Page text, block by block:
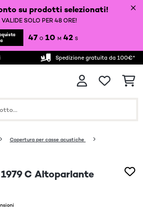
su prodotti selezionati!
SOLO PER 48 ORE!
47 O 10 M 42 S
Spedizione gratuita da 100€*
Copertura per casse acustiche
C Altoparlante